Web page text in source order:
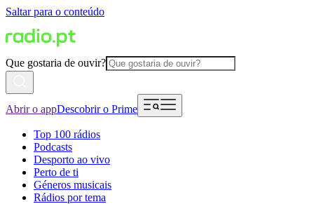
Saltar para o conteúdo
Que gostaria de ouvir?
Abrir o appDescobrir o Prime
Top 100 rádios
Podcasts
Desporto ao vivo
Perto de ti
Géneros musicais
Rádios por tema